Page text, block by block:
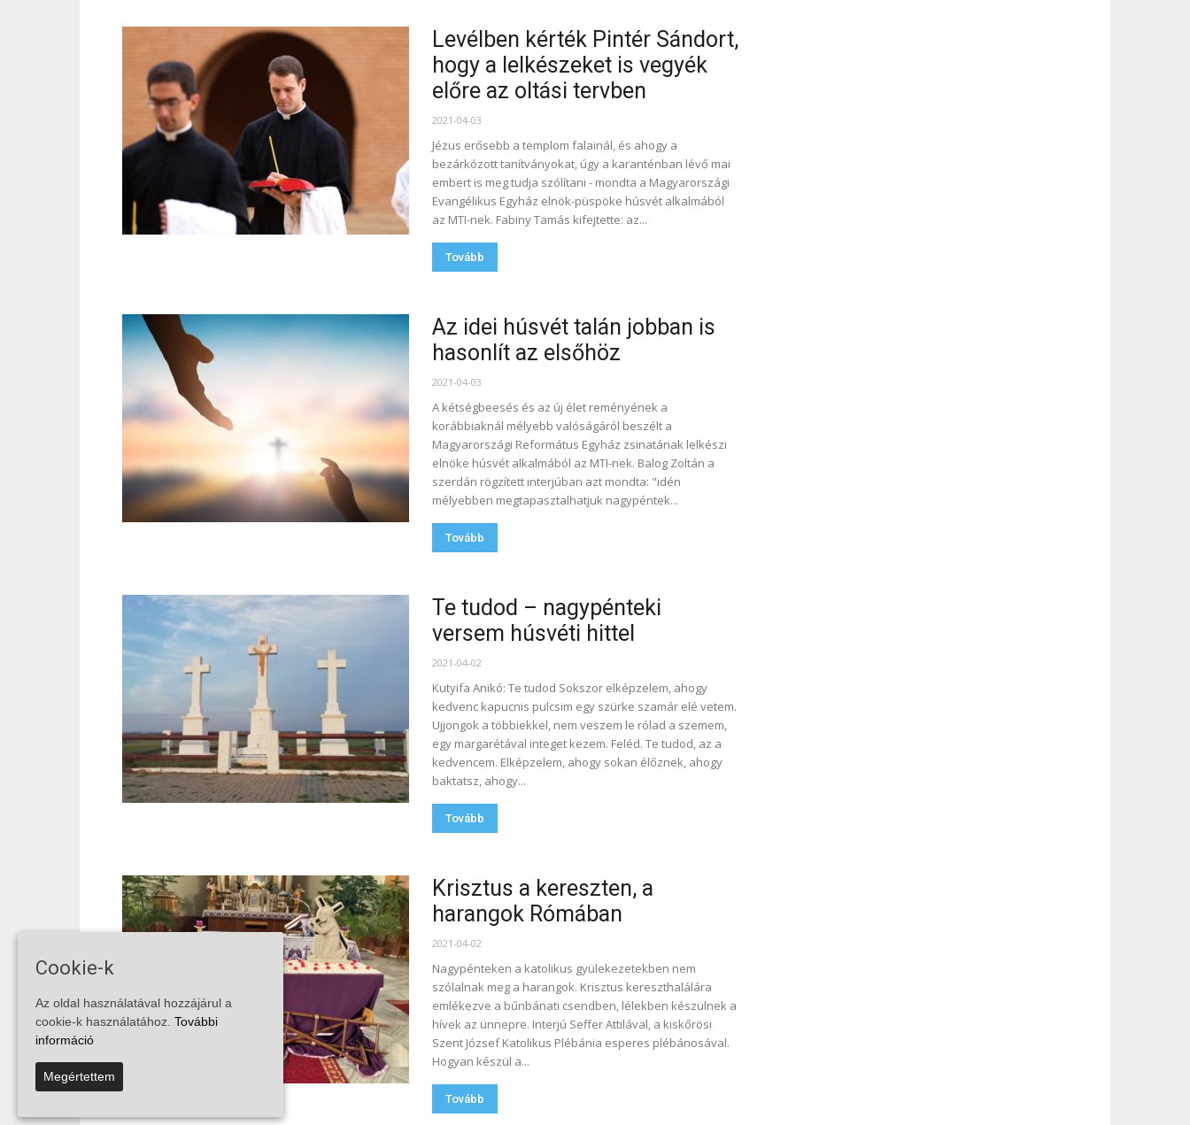
Levélben kérték Pintér Sándort,
hogy a lelkészeket is vegyék
előre az oltási tervben
2021-04-03
Jézus erősebb a templom falainál, és ahogy a
bezárkózott tanítványokat, úgy a karanténban lévő mai
embert is meg tudja szólítani - mondta a Magyarországi
Evangélikus Egyház elnök-püspöke húsvét alkalmából
az MTI-nek. Fabiny Tamás kifejtette: az...
Tovább
Az idei húsvét talán jobban is
hasonlít az elsőhöz
2021-04-03
A kétségbeesés és az új élet reményének a
korábbiaknál mélyebb valóságáról beszélt a
Magyarországi Református Egyház zsinatának lelkészi
elnöke húsvét alkalmából az MTI-nek. Balog Zoltán a
szerdán rögzített interjúban azt mondta: "idén
mélyebben megtapasztalhatjuk nagypéntek...
Tovább
Te tudod – nagypénteki
versem húsvéti hittel
2021-04-02
Kutyifa Anikó: Te tudod Sokszor elképzelem, ahogy
kedvenc kapucnis pulcsim egy szürke szamár elé vetem.
Ujjongok a többiekkel, nem veszem le rólad a szemem,
egy margarétával integet kezem. Feléd. Te tudod, az a
kedvencem. Elképzelem, ahogy sokan élőznek, ahogy
baktatsz, ahogy...
Tovább
Krisztus a kereszten, a
harangok Rómában
2021-04-02
Nagypénteken a katolikus gyülekezetekben nem
szólalnak meg a harangok. Krisztus kereszthalálára
emlékezve a bűnbánati csendben, lélekben készülnek a
hívek az ünnepre. Interjú Seffer Attilával, a kiskőrösi
Szent József Katolikus Plébánia esperes plébánosával.
Hogyan készül a...
Tovább
Cookie-k
Az oldal használatával hozzájárul a
cookie-k használatához. További
információ
Megértettem